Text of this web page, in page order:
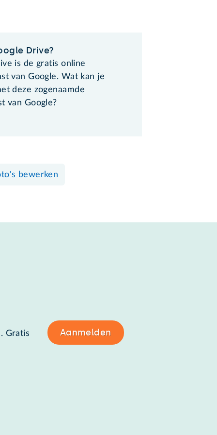
Drive?
is de gratis online
van Google. Wat kan je
deze zogenaamde
van Google?
bewerken
Gratis Aanmelden